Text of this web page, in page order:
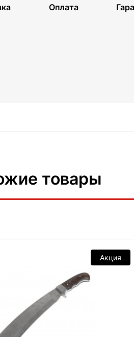
Оплата
товары
Акция